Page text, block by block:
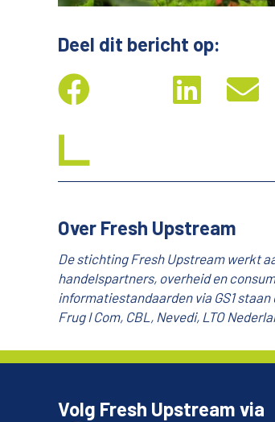
Deel dit bericht op:
Over Fresh Upstream
De stichting Fresh Upstream werkt
handelspartners, overheid en
informatiestandaarden via GS1
Frug I Com, CBL, Nevedi, LTO
Volg Fresh Upstream via